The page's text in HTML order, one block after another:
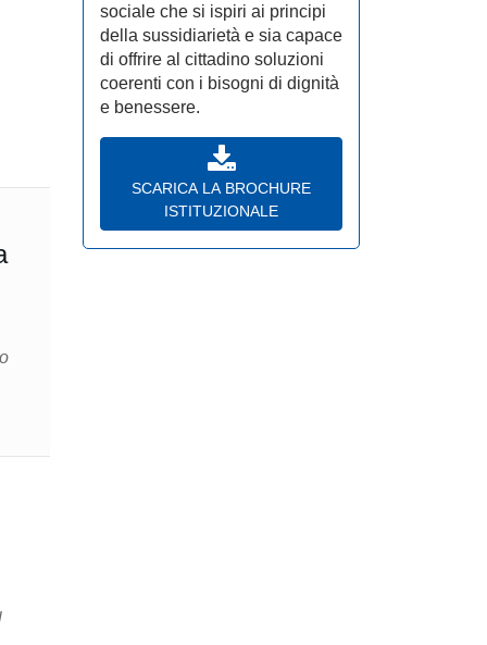
sociale che si ispiri ai principi
della sussidiarietà e sia capace
di offrire al cittadino soluzioni
coerenti con i bisogni di dignità
e benessere.
SCARICA LA BROCHURE
ISTITUZIONALE